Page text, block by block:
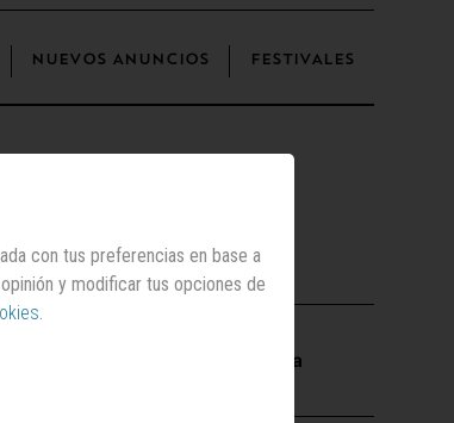
NUEVOS ANUNCIOS FESTIVALES
Los más vistos
Mutua Madrileña
con tus preferencias en base a
y modificar tus opciones de
.